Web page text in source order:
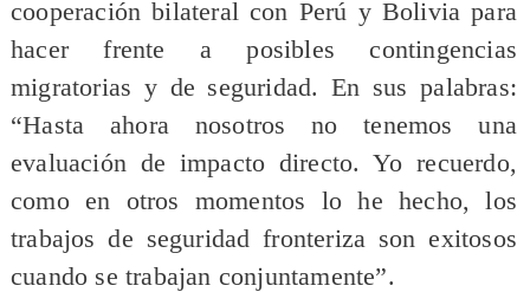
cooperación bilateral con Perú y Bolivia para
hacer frente a posibles contingencias
migratorias y de seguridad. En sus palabras:
“Hasta ahora nosotros no tenemos una
evaluación de impacto directo. Yo recuerdo,
como en otros momentos lo he hecho, los
trabajos de seguridad fronteriza son exitosos
cuando se trabajan conjuntamente”.